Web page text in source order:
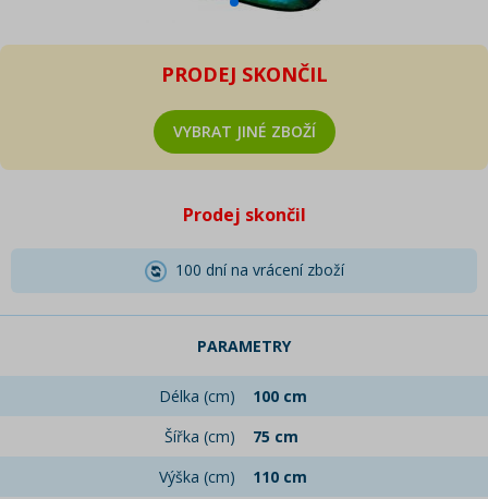
PRODEJ SKONČIL
VYBRAT JINÉ ZBOŽÍ
Prodej skončil
100 dní na vrácení zboží
PARAMETRY
Délka (cm)
100 cm
Šířka (cm)
75 cm
Výška (cm)
110 cm